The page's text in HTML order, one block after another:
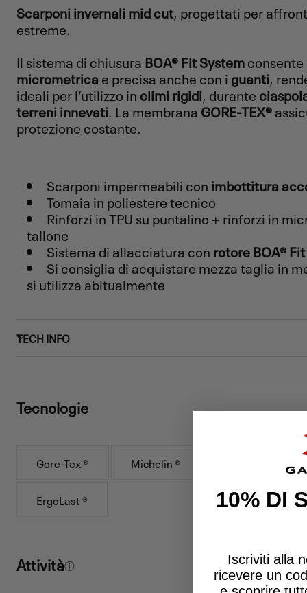
Scarponi invernali mid cut, progettati per
estreme.
Il sistema di chiusura BOA® Fit Systemconsente
micrometrica e precisa anche con i guanti,
ideali per l’utilizzo in climi rigidi, durante
terreni innevati. La membrana GORE-TEX®
protezione costante.
Scarponi impermeabili con imbottitura
Tomaia in poliestere tecnico
Rinforzi in TPU su puntalino + rinforzi in
tallone
Sistema di allacciatura con rotore BOA®
Si consiglia di acquistare mezza taglia in
si utilizza abitualmente
TECH INFO
Tecnologie
Gore-Tex ® Michelin ®
ErgoLast ®
Attività
10% DI
Iscriviti alla
ricevere un